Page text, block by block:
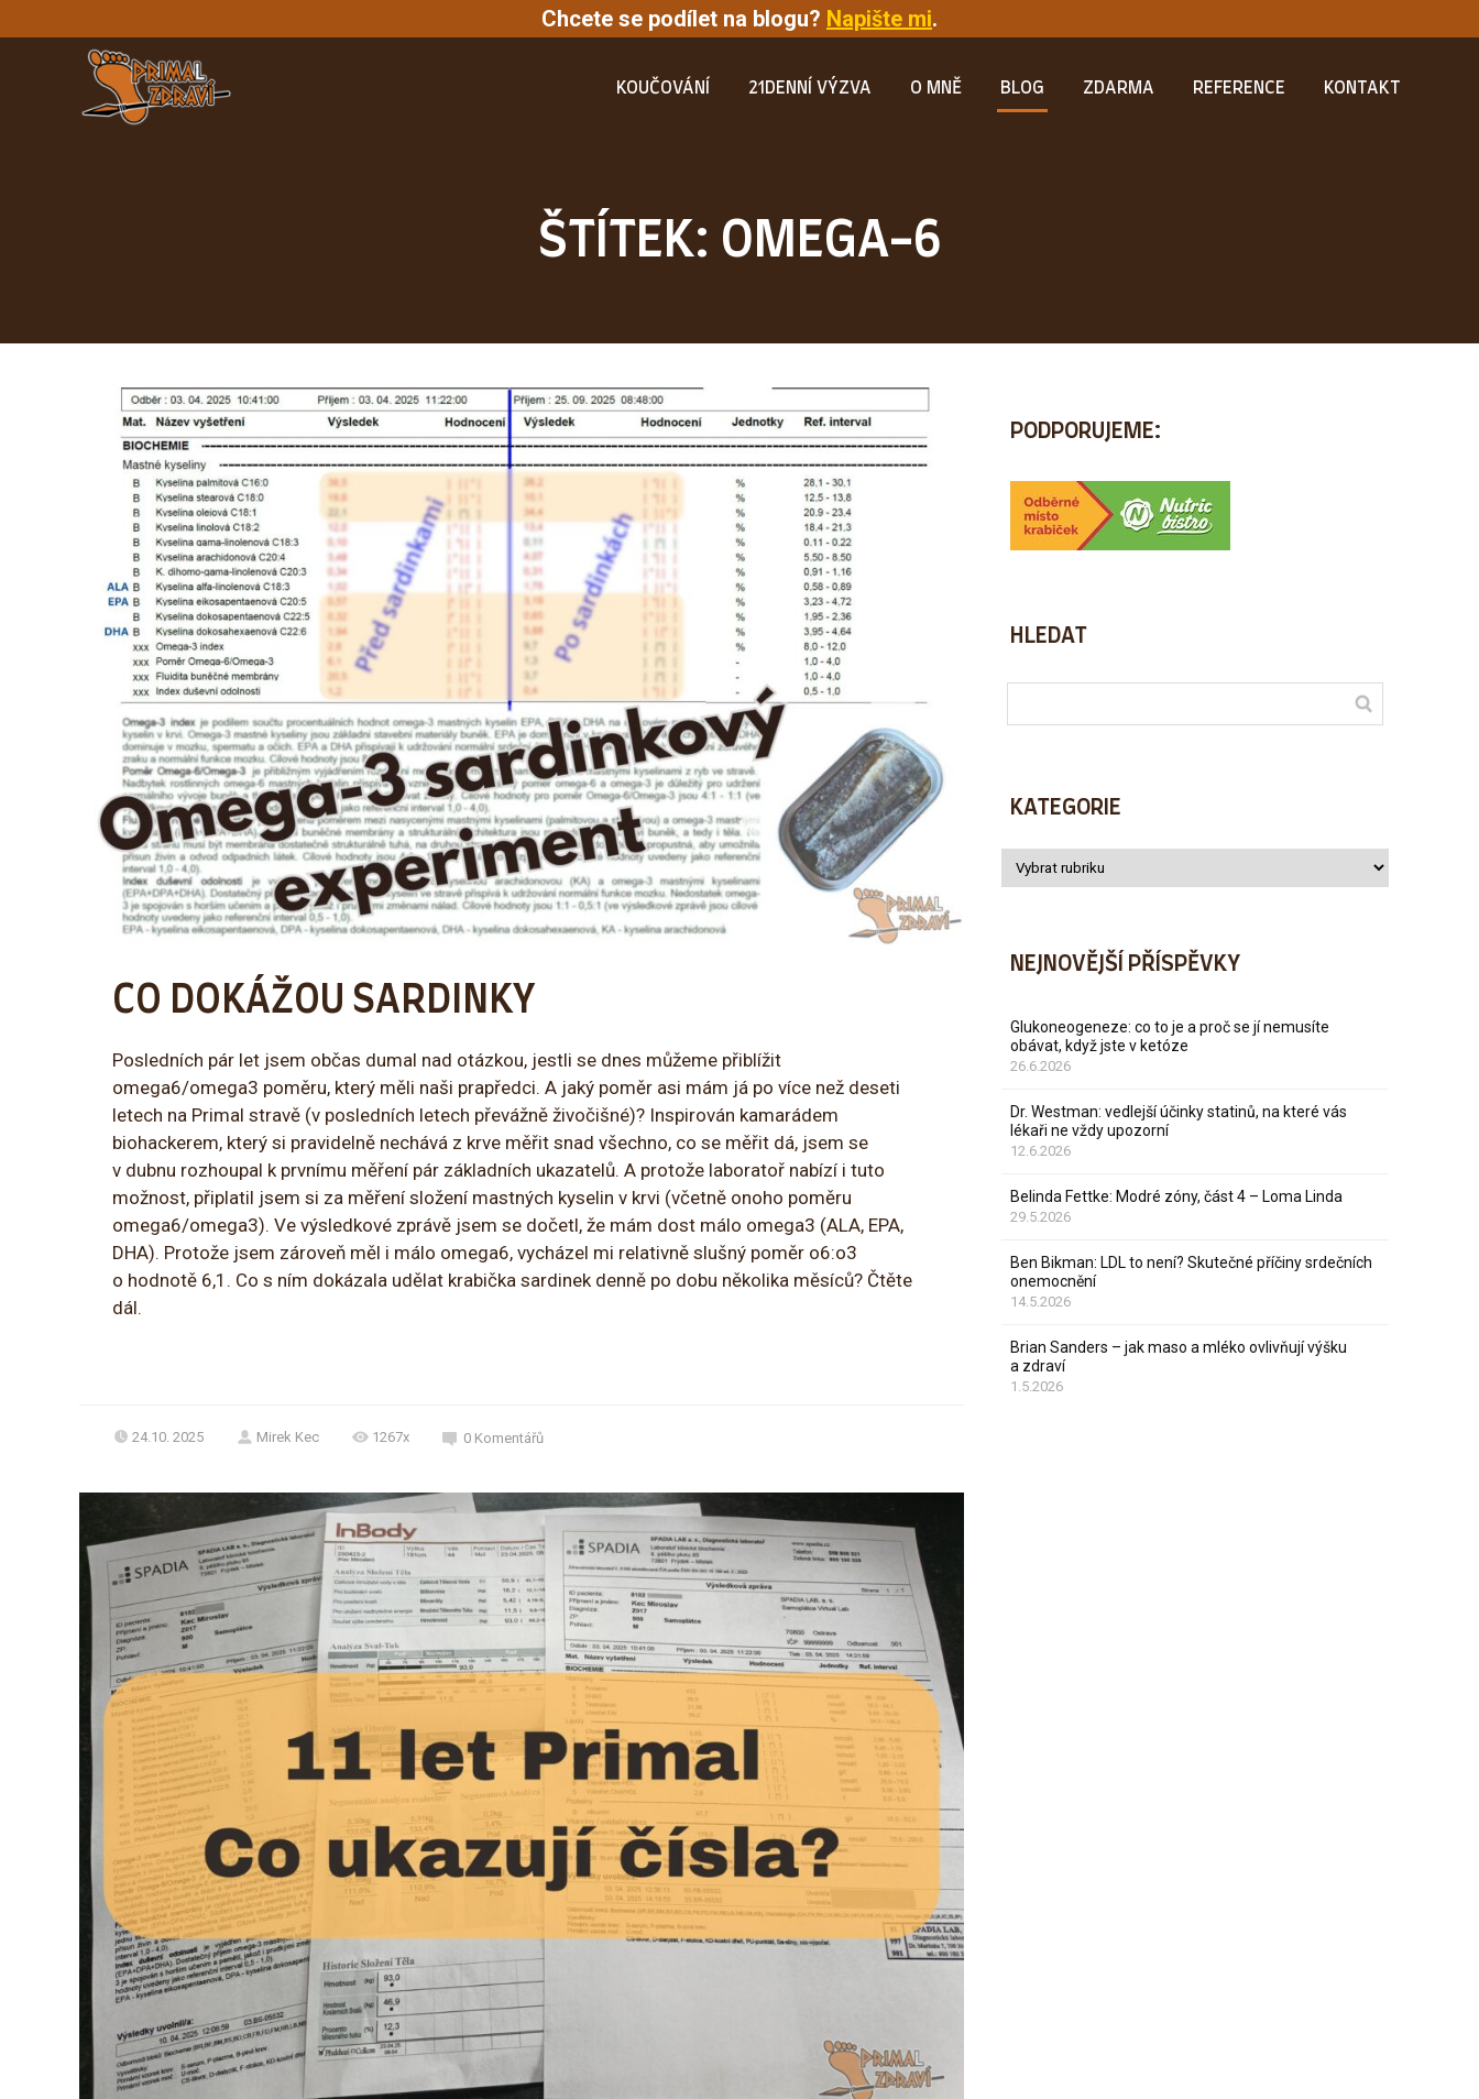
Chcete se podílet na blogu? Napište mi.
KOUČOVÁNÍ 21DENNÍ VÝZVA O MNĚ BLOG ZDARMA REFERENCE KONTAKT
ŠTÍTEK: OMEGA-6
CO DOKÁŽOU SARDINKY
Posledních pár let jsem občas dumal nad otázkou, jestli se dnes můžeme přiblížit
omega6/omega3 poměru, který měli naši prapředci. A jaký poměr asi mám já po více než deseti
letech na Primal stravě (v posledních letech převážně živočišné)? Inspirován kamarádem
biohackerem, který si pravidelně nechává z krve měřit snad všechno, co se měřit dá, jsem se
v dubnu rozhoupal k prvnímu měření pár základních ukazatelů. A protože laboratoř nabízí i tuto
možnost, připlatil jsem si za měření složení mastných kyselin v krvi (včetně onoho poměru
omega6/omega3). Ve výsledkové zprávě jsem se dočetl, že mám dost málo omega3 (ALA, EPA,
DHA). Protože jsem zároveň měl i málo omega6, vycházel mi relativně slušný poměr o6:o3
o hodnotě 6,1. Co s ním dokázala udělat krabička sardinek denně po dobu několika měsíců? Čtěte
dál.
24.10. 2025 Mirek Kec 1267x 0 Komentářů
PODPORUJEME:
HLEDAT
KATEGORIE
NEJNOVĚJŠÍ PŘÍSPĚVKY
Glukoneogeneze: co to je a proč se jí nemusíte
obávat, když jste v ketóze
26.6.2026
Dr. Westman: vedlejší účinky statinů, na které vás
lékaři ne vždy upozorní
12.6.2026
Belinda Fettke: Modré zóny, část 4 – Loma Linda
29.5.2026
Ben Bikman: LDL to není? Skutečné příčiny srdečních
onemocnění
14.5.2026
Brian Sanders – jak maso a mléko ovlivňují výšku
a zdraví
1.5.2026